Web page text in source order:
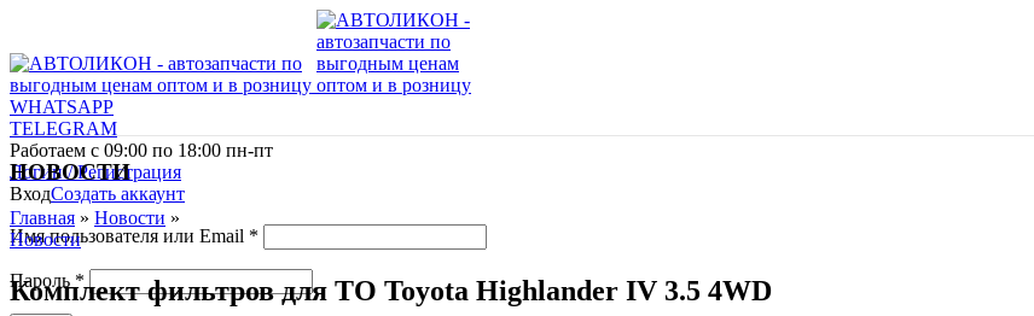
WHATSAPP
TELEGRAM
Работаем с 09:00 по 18:00 пн-пт
Логин / Регистрация
ВходСоздать аккаунт
Имя пользователя или Email *
Пароль *
НОВОСТИ
Главная » Новости »
Новости
Комплект фильтров для ТО Toyota Highlander IV 3.5 4WD